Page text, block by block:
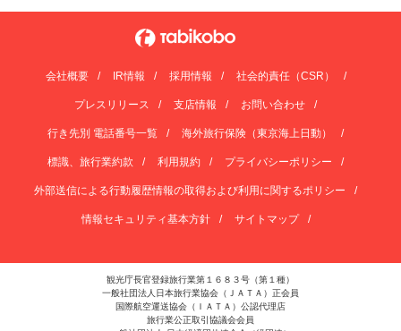
会社概要 IR情報 採用情報 社会的責任（CSR）
プレスリリース 支店情報 お問い合わせ
行き先別 電話番号一覧 海外旅行保険（東京海上日動）
標識、旅行業約款 利用規約 プライバシーポリシー
外部送信による行動履歴情報の取得および利用に関するポリシー
情報セキュリティ基本方針 サイトマップ
観光庁長官登録旅行業第１６８３号（第１種）
一般社団法人日本旅行業協会（ＪＡＴＡ）正会員
国際航空運送協会（ＩＡＴＡ）公認代理店
旅行業公正取引協議会会員